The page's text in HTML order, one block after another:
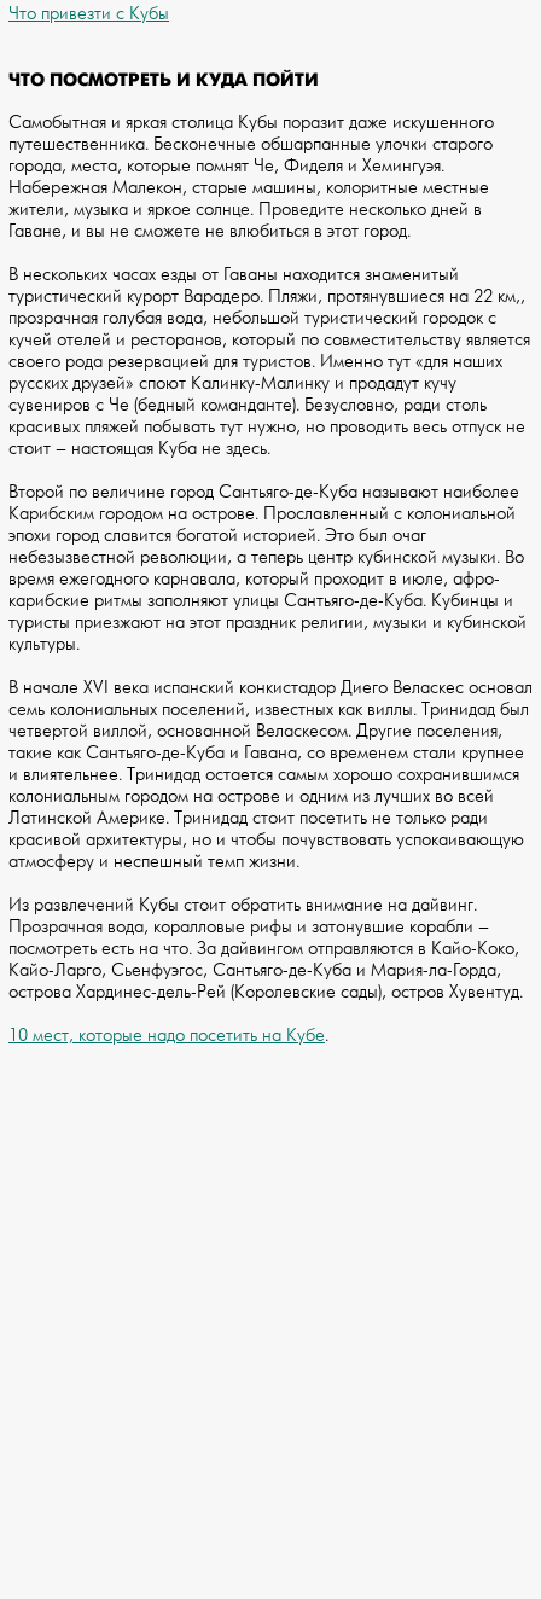
Что привезти с Кубы
ЧТО ПОСМОТРЕТЬ И КУДА ПОЙТИ
Самобытная и яркая столица Кубы поразит даже искушенного
путешественника. Бесконечные обшарпанные улочки старого
города, места, которые помнят Че, Фиделя и Хемингуэя.
Набережная Малекон, старые машины, колоритные местные
жители, музыка и яркое солнце. Проведите несколько дней в
Гаване, и вы не сможете не влюбиться в этот город.
В нескольких часах езды от Гаваны находится знаменитый
туристический курорт Варадеро. Пляжи, протянувшиеся на 22 км,,
прозрачная голубая вода, небольшой туристический городок с
кучей отелей и ресторанов, который по совместительству является
своего рода резервацией для туристов. Именно тут «для наших
русских друзей» споют Калинку-Малинку и продадут кучу
сувениров с Че (бедный команданте). Безусловно, ради столь
красивых пляжей побывать тут нужно, но проводить весь отпуск не
стоит – настоящая Куба не здесь.
Второй по величине город Сантьяго-де-Куба называют наиболее
Карибским городом на острове. Прославленный с колониальной
эпохи город славится богатой историей. Это был очаг
небезызвестной революции, а теперь центр кубинской музыки. Во
время ежегодного карнавала, который проходит в июле, афро-
карибские ритмы заполняют улицы Сантьяго-де-Куба. Кубинцы и
туристы приезжают на этот праздник религии, музыки и кубинской
культуры.
В начале XVI века испанский конкистадор Диего Веласкес основал
семь колониальных поселений, известных как виллы. Тринидад был
четвертой виллой, основанной Веласкесом. Другие поселения,
такие как Сантьяго-де-Куба и Гавана, со временем стали крупнее
и влиятельнее. Тринидад остается самым хорошо сохранившимся
колониальным городом на острове и одним из лучших во всей
Латинской Америке. Тринидад стоит посетить не только ради
красивой архитектуры, но и чтобы почувствовать успокаивающую
атмосферу и неспешный темп жизни.
Из развлечений Кубы стоит обратить внимание на дайвинг.
Прозрачная вода, коралловые рифы и затонувшие корабли –
посмотреть есть на что. За дайвингом отправляются в Кайо-Коко,
Кайо-Ларго, Сьенфуэгос, Сантьяго-де-Куба и Мария-ла-Горда,
острова Хардинес-дель-Рей (Королевские сады), остров Хувентуд.
10 мест, которые надо посетить на Кубе.